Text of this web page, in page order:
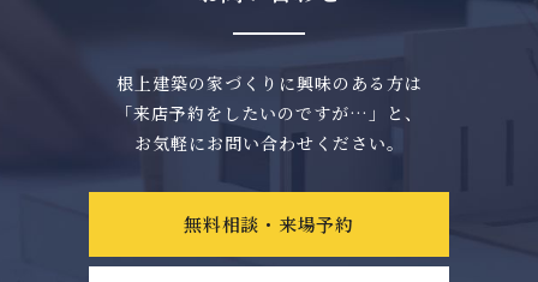
根上建築の家づくりに興味のある方は
「来店予約をしたいのですが…」と、
お気軽にお問い合わせください。
無料相談・来場予約